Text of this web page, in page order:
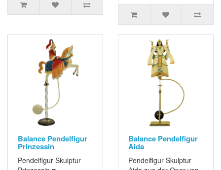
Balance Pendelfigur
Prinzessin
Pendelfigur Skulptur
Balance Pendelfigur
Aida
Pendelfigur Skulptur